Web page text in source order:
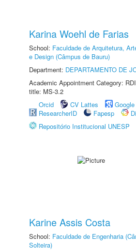
Karina Woehl de Farias
School: Faculdade de Arquitetura,
e Design (Câmpus de Bauru)
Department: DEPARTAMENTO DE
Academic Appointment Category:
title: MS-3.2
Orcid
CV Lattes
ResearcherID
Fapesp
Repositório Institucional UNESP
Karine Assis Costa
School: Faculdade de Engenharia
Solteira)